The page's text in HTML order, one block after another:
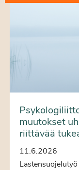
muutokset
riittävää
11.6.2026